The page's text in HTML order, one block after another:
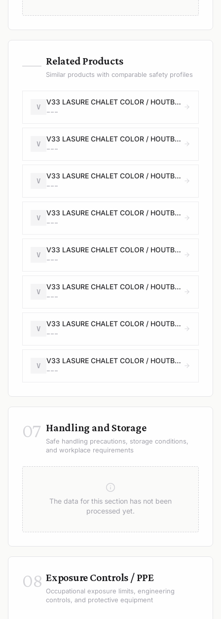
— Related Products
Similar products with comparable safety profiles
V
V33 LASURE CHALET COLOR / HOUTBEITS TUINHUIS COLOR - Satin / Satijn - windstorm - 2,5L
---
V
V33 LASURE CHALET COLOR / HOUTBEITS TUINHUIS COLOR - Satin / Satijn - windstorm - 2,5L + 20%
---
V
V33 LASURE CHALET COLOR / HOUTBEITS TUINHUIS COLOR - Satin / Satijn - windstorm - 2,5L + 20%
---
V
V33 LASURE CHALET COLOR / HOUTBEITS TUINHUIS COLOR - Satin / Satijn - desert - 0,75L
---
V
V33 LASURE CHALET COLOR / HOUTBEITS TUINHUIS COLOR - Satin / Satijn - bizon - 0,75L
---
V
V33 LASURE CHALET COLOR / HOUTBEITS TUINHUIS COLOR - Satin / Satijn - moonstone - 0,75L
---
V
V33 LASURE CHALET COLOR / HOUTBEITS TUINHUIS COLOR - Satin / Satijn - walnut - 0,75L
---
V
V33 LASURE CHALET COLOR / HOUTBEITS TUINHUIS COLOR - Satin / Satijn - salar grey - 0,75L
---
07 Handling and Storage
Safe handling precautions, storage conditions,
and workplace requirements
The data for this section has not been
processed yet.
08 Exposure Controls / PPE
Occupational exposure limits, engineering
controls, and protective equipment